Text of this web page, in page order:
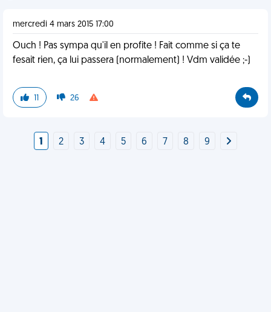
mercredi 4 mars 2015 17:00
Ouch ! Pas sympa qu'il en profite ! Fait comme si ça te
fesait rien, ça lui passera (normalement) ! Vdm validée ;-)
11 26
1 2 3 4 5 6 7 8 9